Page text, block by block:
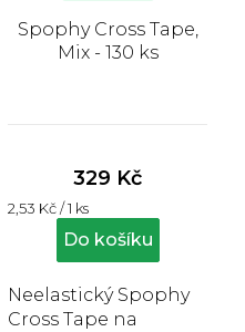
Spophy Cross Tape,
Mix - 130 ks
produktu
4,8
329 Kč
Měrná
2,53 Kč / 1 ks
Do košíku
Neelastický Spophy
Cross Tape na